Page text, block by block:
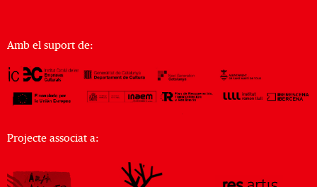
Amb el suport de:
Projecte associat a: